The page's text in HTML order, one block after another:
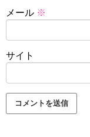
メール ※
サイト